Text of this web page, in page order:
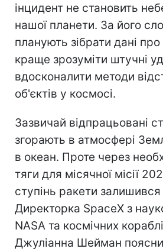
інцидент не становить
нашої планети. За його
планують зібрати дані
краще зрозуміти штучні
вдосконалити методи
об'єктів у космосі.
Зазвичай відпрацьовані
згорають в атмосфері
в океан. Проте через
тяги для місячної місії
ступінь ракети залишився
Директорка SpaceX з
NASA та космічних
Джуліанна Шейман